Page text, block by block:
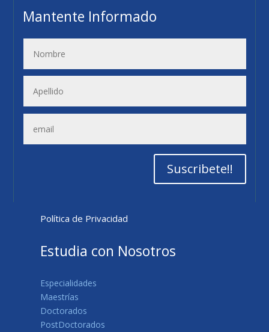
Mantente Informado
Suscribete!!
Política de Privacidad
Estudia con Nosotros
Especialidades
Maestrías
Doctorados
PostDoctorados